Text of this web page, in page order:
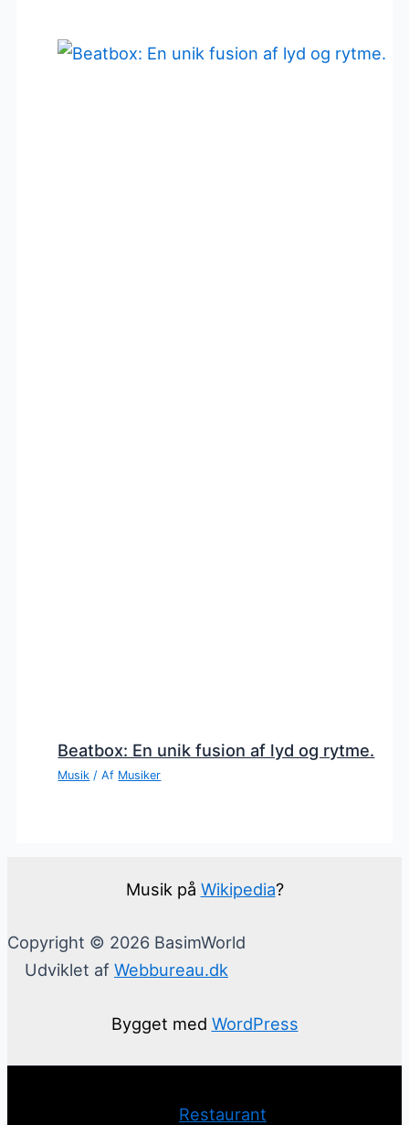
Beatbox: En unik fusion af lyd og rytme.
Musik / Af Musiker
Musik på Wikipedia?
Copyright © 2026 BasimWorld
Udviklet af Webbureau.dk
Bygget med WordPress
Restaurant